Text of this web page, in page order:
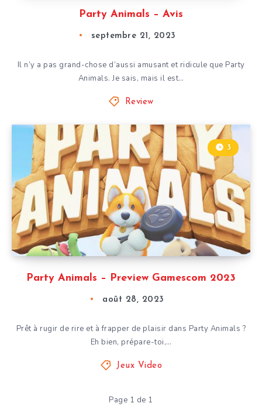
Party Animals – Avis
septembre 21, 2023
Il n’y a pas grand-chose d’aussi amusant et ridicule que Party
Animals. Je sais, mais il est…
Review
Party Animals – Preview Gamescom 2023
3
août 28, 2023
Prêt à rugir de rire et à frapper de plaisir dans Party Animals ?
Eh bien, prépare-toi,…
Jeux Video
Page 1 de 1